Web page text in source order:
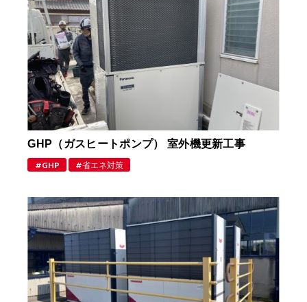
GHP（ガスヒートポンプ） 室外機更新工事
GHP 省エネ対策